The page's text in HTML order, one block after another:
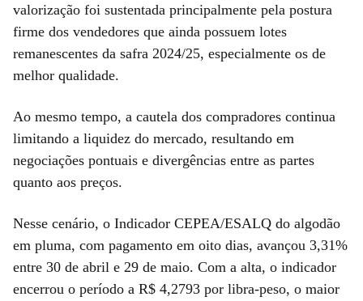
valorização foi sustentada principalmente pela postura
firme dos vendedores que ainda possuem lotes
remanescentes da safra 2024/25, especialmente os de
melhor qualidade.
Ao mesmo tempo, a cautela dos compradores continua
limitando a liquidez do mercado, resultando em
negociações pontuais e divergências entre as partes
quanto aos preços.
Nesse cenário, o Indicador CEPEA/ESALQ do algodão
em pluma, com pagamento em oito dias, avançou 3,31%
entre 30 de abril e 29 de maio. Com a alta, o indicador
encerrou o período a R$ 4,2793 por libra-peso, o maior